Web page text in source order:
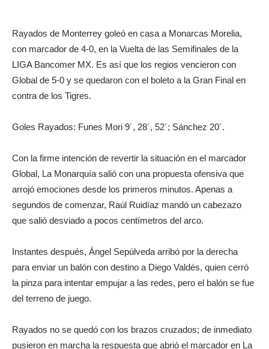
Rayados de Monterrey goleó en casa a Monarcas Morelia,
con marcador de 4-0, en la Vuelta de las Semifinales de la
LIGA Bancomer MX. Es así que los regios vencieron con
Global de 5-0 y se quedaron con el boleto a la Gran Final en
contra de los Tigres.
Goles Rayados: Funes Mori 9´, 28´, 52´; Sánchez 20´.
Con la firme intención de revertir la situación en el marcador
Global, La Monarquía salió con una propuesta ofensiva que
arrojó emociones desde los primeros minutos. Apenas a
segundos de comenzar, Raúl Ruidíaz mandó un cabezazo
que salió desviado a pocos centímetros del arco.
Instantes después, Ángel Sepúlveda arribó por la derecha
para enviar un balón con destino a Diego Valdés, quien cerró
la pinza para intentar empujar a las redes, pero el balón se fue
del terreno de juego.
Rayados no se quedó con los brazos cruzados; de inmediato
pusieron en marcha la respuesta que abrió el marcador en La